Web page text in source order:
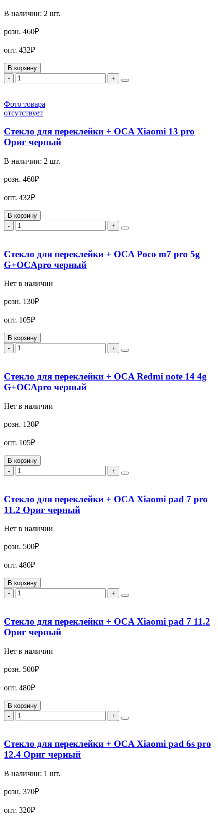
В наличии: 2 шт.
розн. 460₽
опт. 432₽
В корзину
-
+
Фото товара
отсутствует
Стекло для переклейки + OCA Xiaomi 13 pro
Ориг черный
В наличии: 2 шт.
розн. 460₽
опт. 432₽
В корзину
-
+
Стекло для переклейки + OCA Poco m7 pro 5g
G+OCApro черный
Нет в наличии
розн. 130₽
опт. 105₽
В корзину
-
+
Стекло для переклейки + OCA Redmi note 14 4g
G+OCApro черный
Нет в наличии
розн. 130₽
опт. 105₽
В корзину
-
+
Стекло для переклейки + OCA Xiaomi pad 7 pro
11.2 Ориг черный
Нет в наличии
розн. 500₽
опт. 480₽
В корзину
-
+
Стекло для переклейки + OCA Xiaomi pad 7 11.2
Ориг черный
Нет в наличии
розн. 500₽
опт. 480₽
В корзину
-
+
Стекло для переклейки + OCA Xiaomi pad 6s pro
12.4 Ориг черный
В наличии: 1 шт.
розн. 370₽
опт. 320₽